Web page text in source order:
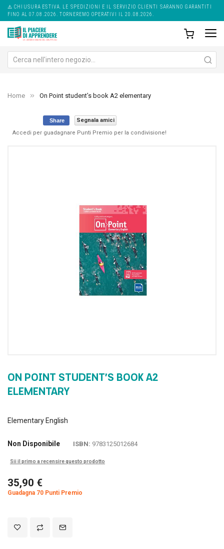
⚠️ CHIUSURA ESTIVA. LE SPEDIZIONI E IL SERVIZIO CLIENTI SARANNO GARANTITI
FINO AL 07.08.2026. TORNEREMO OPERATIVI IL 20.08.2026.
Home On Point student’s book A2 elementary
Share
Segnala amici
Accedi per guadagnare Punti Premio per la condivisione!
ON POINT STUDENT’S BOOK A2
ELEMENTARY
Non Disponibile ISBN: 9783125012684
Sii il primo a recensire questo prodotto
35,90 €
Guadagna 70 Punti Premio
Elementary English